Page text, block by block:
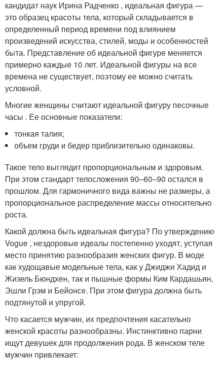
кандидат наук Ирина Радченко , идеальная фигура —
это образец красоты тела, который складывается в
определенный период времени под влиянием
произведений искусства, стилей, моды и особенностей
быта. Представление об идеальной фигуре меняется
примерно каждые 10 лет. Идеальной фигуры на все
времена не существует, поэтому ее можно считать
условной.
Многие женщины считают идеальной фигуру песочные
часы . Ее основные показатели:
тонкая талия;
объем груди и бедер приблизительно одинаковы.
Такое тело выглядит пропорциональным и здоровым.
При этом стандарт телосложения 90–60–90 остался в
прошлом. Для гармоничного вида важны не размеры, а
пропорциональное распределение массы относительно
роста.
Какой должна быть идеальная фигура? По утверждению
Vogue , нездоровые идеалы постепенно уходят, уступая
место принятию разнообразия женских фигур. В моде
как худощавые модельные тела, как у Джиджи Хадид и
Жизель Бюндхен, так и пышные формы Ким Кардашьян,
Эшли Грэм и Бейонсе. При этом фигура должна быть
подтянутой и упругой.
Что касается мужчин, их предпочтения касательно
женской красоты разнообразны. Инстинктивно парни
ищут девушек для продолжения рода. В женском теле
мужчин привлекает: